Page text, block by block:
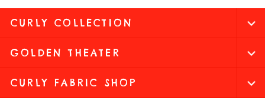
CURLY COLLECTION
GOLDEN THEATER
CURLY FABRIC SHOP